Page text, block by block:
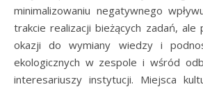
minimalizowaniu negatywnego
trakcie realizacji bieżących zadań,
okazji do wymiany wiedzy i
ekologicznych w zespole i wśród
interesariuszy instytucji. Miejsca